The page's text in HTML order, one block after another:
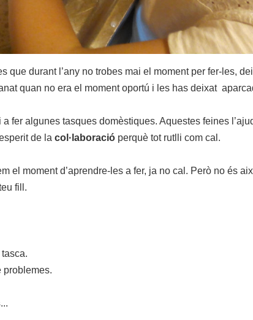
que durant l’any no trobes mai el moment per fer-les,
quan no era el moment oportú i les has deixat
a fer algunes tasques domèstiques. Aquestes feines
de la col·laboració perquè tot rutlli com cal.
el moment d’aprendre-les a fer, ja no cal. Però no és
fill.
problemes.
...